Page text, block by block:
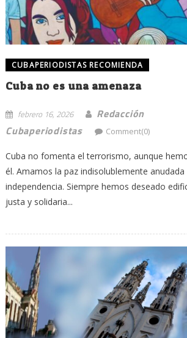
CUBAPERIODISTAS RECOMIENDA
Cuba no es una amenaza
febrero 16, 2026
Redacción
Cubaperiodistas
Comment(0)
Cuba no fomenta el terrorismo, aunque
él. Amamos la paz indisolublemente anudada
independencia. Siempre hemos deseado
justa y solidaria...